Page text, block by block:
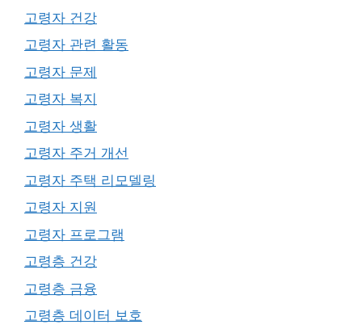
고령자 건강
고령자 관련 활동
고령자 문제
고령자 복지
고령자 생활
고령자 주거 개선
고령자 주택 리모델링
고령자 지원
고령자 프로그램
고령층 건강
고령층 금융
고령층 데이터 보호